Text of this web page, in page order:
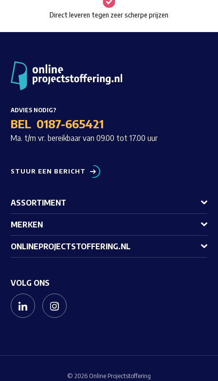
Waar ben je naar op zoek?
Direct leveren tegen zeer scherpe prijzen
ADVIES NODIG?
BEL 0187-665421
Ma. t/m vr. bereikbaar van 09.00 tot 17.00 uur
STUUR EEN BERICHT
ASSORTIMENT
MERKEN
ONLINEPROJECTSTOFFERING.NL
VOLG ONS
© 2026 Online Projectstoffering